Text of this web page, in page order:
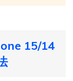
15/14